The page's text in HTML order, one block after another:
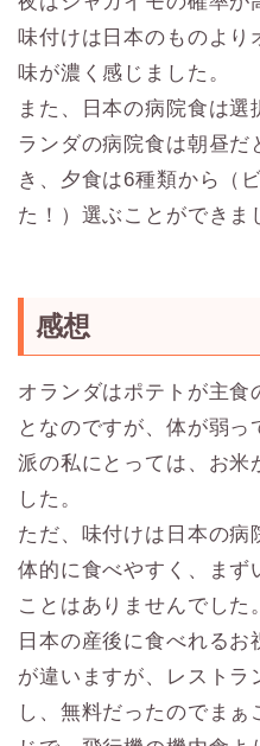
味付けは日本のものより
味が濃く感じました。
また、日本の病院食は
ランダの病院食は朝昼
き、夕食は6種類から（
た！）選ぶことができま
感想
オランダはポテトが主食
となのですが、体が弱
派の私にとっては、お米
した。
ただ、味付けは日本の病
体的に食べやすく、まず
ことはありませんでした。
日本の産後に食べれる
が違いますが、レストラ
し、無料だったのでま